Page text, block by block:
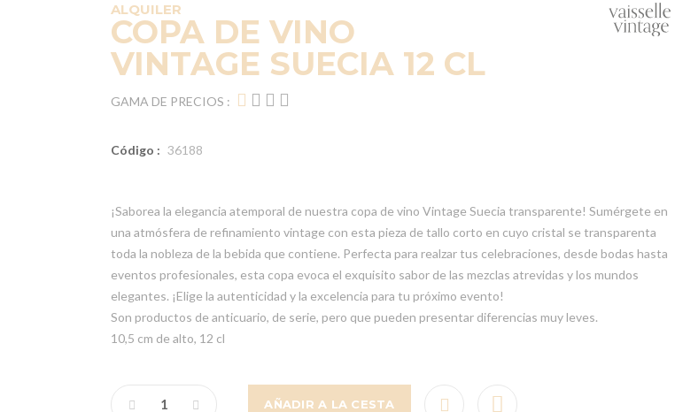
ALQUILER
COPA DE VINO
VINTAGE SUECIA 12 CL
GAMA DE PRECIOS :
Código : 36188
¡Saborea la elegancia atemporal de nuestra copa de vino Vintage Suecia transparente! Sumérgete en
una atmósfera de refinamiento vintage con esta pieza de tallo corto en cuyo cristal se transparenta
toda la nobleza de la bebida que contiene. Perfecta para realzar tus celebraciones, desde bodas hasta
eventos profesionales, esta copa evoca el exquisito sabor de las mezclas atrevidas y los mundos
elegantes. ¡Elige la autenticidad y la excelencia para tu próximo evento!
Son productos de anticuario, de serie, pero que pueden presentar diferencias muy leves.
10,5 cm de alto, 12 cl
AÑADIR A LA CESTA